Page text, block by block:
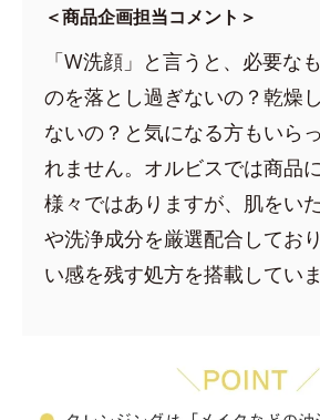
＜商品企画担当コメント＞
「W洗顔」と言うと、必要なも
のを落とし過ぎないの？乾燥し
ないの？と気になる方もいら
れません。オルビスでは商品
様々ではありますが、肌をい
や洗浄成分を厳選配合してお
い感を残す処方を搭載していま